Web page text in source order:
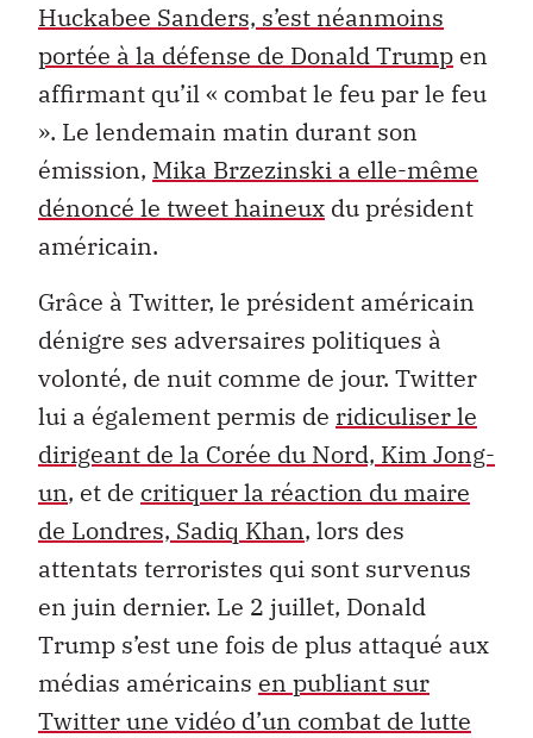
Huckabee Sanders, s’est néanmoins
portée à la défense de Donald Trump en
affirmant qu’il « combat le feu par le feu
». Le lendemain matin durant son
émission, Mika Brzezinski a elle-même
dénoncé le tweet haineux du président
américain.
Grâce à Twitter, le président américain
dénigre ses adversaires politiques à
volonté, de nuit comme de jour. Twitter
lui a également permis de ridiculiser le
dirigeant de la Corée du Nord, Kim Jong-
un, et de critiquer la réaction du maire
de Londres, Sadiq Khan, lors des
attentats terroristes qui sont survenus
en juin dernier. Le 2 juillet, Donald
Trump s’est une fois de plus attaqué aux
médias américains en publiant sur
Twitter une vidéo d’un combat de lutte